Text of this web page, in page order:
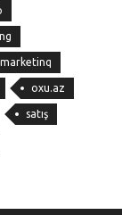
marketinq
oxu.az
satış